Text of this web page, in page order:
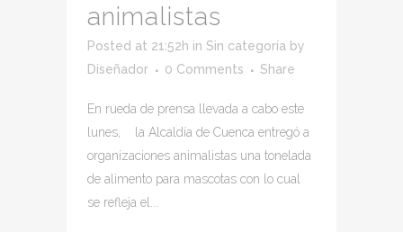
animalistas
Posted at 21:52h in Sin categoría by
Diseñador
0 Comments Share
En rueda de prensa llevada a cabo este
lunes, la Alcaldía de Cuenca entregó a
organizaciones animalistas una tonelada
de alimento para mascotas con lo cual
se refleja el...